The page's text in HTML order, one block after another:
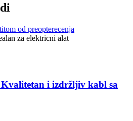
i izdržljiv kabl sa